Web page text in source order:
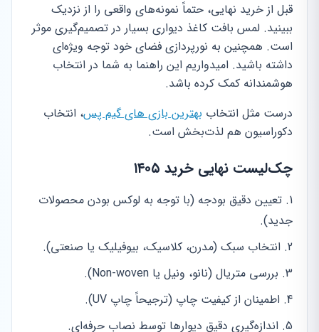
قبل از خرید نهایی، حتماً نمونه‌های واقعی را از نزدیک
ببینید. لمس بافت کاغذ دیواری بسیار در تصمیم‌گیری موثر
است. همچنین به نورپردازی فضای خود توجه ویژه‌ای
داشته باشید. امیدواریم این راهنما به شما در انتخاب
هوشمندانه کمک کرده باشد.
درست مثل انتخاب بهترین بازی های گیم پس، انتخاب
دکوراسیون هم لذت‌بخش است.
چک‌لیست نهایی خرید ۱۴۰۵
تعیین دقیق بودجه (با توجه به لوکس بودن محصولات
جدید).
انتخاب سبک (مدرن، کلاسیک، بیوفیلیک یا صنعتی).
بررسی متریال (نانو، ونیل یا Non-woven).
اطمینان از کیفیت چاپ (ترجیحاً چاپ UV).
اندازه‌گیری دقیق دیوارها توسط نصاب حرفه‌ای.